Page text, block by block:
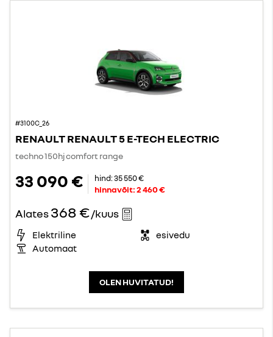
#3100C_26
RENAULT RENAULT 5 E-TECH ELECTRIC
techno 150hj comfort range
33 090 € hind:35 550 €
hinnavõit:2 460 €
Alates368 €/kuus
Elektriline
esivedu
Automaat
OLEN HUVITATUD!